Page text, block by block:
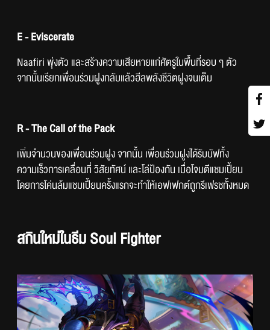
E - Eviscerate
Naafiri พุ่งตัว และสร้างความเสียหายแก่ศัตรูในพื้นที่รอบ ๆ ตัว
จากนั้นเรียกเพื่อนร่วมฝูงกลับแล้วฮีลพลังชีวิตฝูงจนเต็ม
R - The Call of the Pack
เพิ่มจำนวนของเพื่อนร่วมฝูง จากนั้น เพื่อนร่วมฝูงได้รับบัฟทั้ง
ความเร็วการเคลื่อนที่ วิสัยทัศน์ และโล่ป้องกัน เมื่อโจมตีแชมเปี้ยน
โดยการโค่นล้มแชมเปี้ยนครั้งแรกจะทำให้เอฟเฟกต์ถูกรีเฟรชทั้งหมด
สกินใหม่ในธีม Soul Fighter